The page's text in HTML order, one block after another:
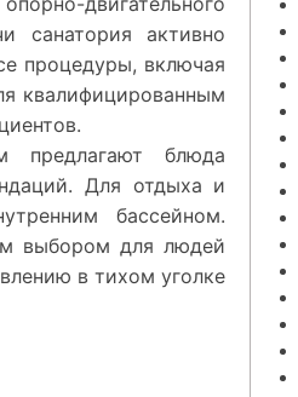
санатория активно
процедуры, включая
квалифицированным
предлагают блюда
Для отдыха и
бассейном.
выбором для людей
в тихом уголке